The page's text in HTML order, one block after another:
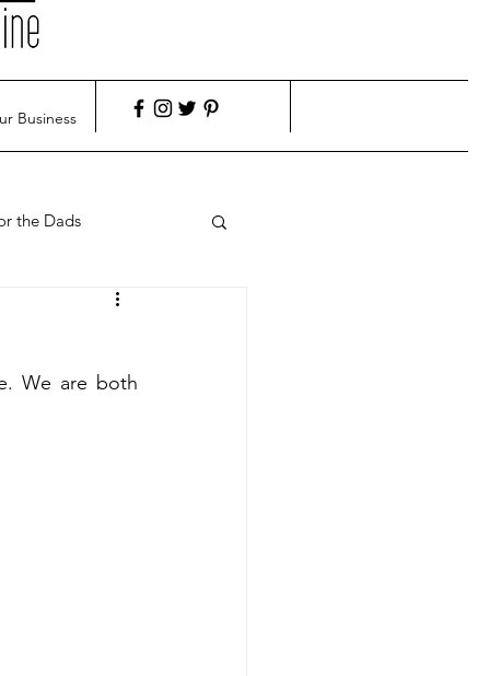
Business
the Dads
Your Home
Feel Good Things
We are both